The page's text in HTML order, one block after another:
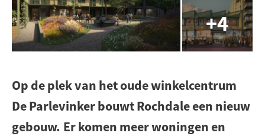
Op de plek van het oude winkelcentrum
De Parlevinker bouwt Rochdale een nieuw
gebouw. Er komen meer woningen en